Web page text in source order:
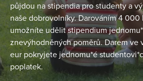
půjdou na stipendia pro studenty a
naše dobrovolníky. Darováním 4 000
umožníte udělit stipendium
znevýhodněných poměrů. Darem ve
eur pokryjete jednomu*é
poplatek.